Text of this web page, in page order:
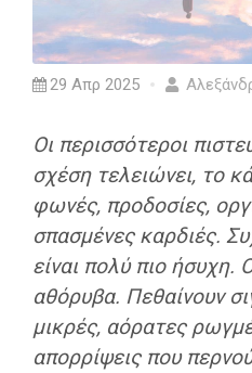
29 Απρ 2025
Οι περισσότεροι
σχέση τελειώνει, το
φωνές, προδοσίες,
σπασμένες καρδιές.
είναι πολύ πιο ήσυχη.
αθόρυβα. Πεθαίνουν
μικρές, αόρατες
απορρίψεις που